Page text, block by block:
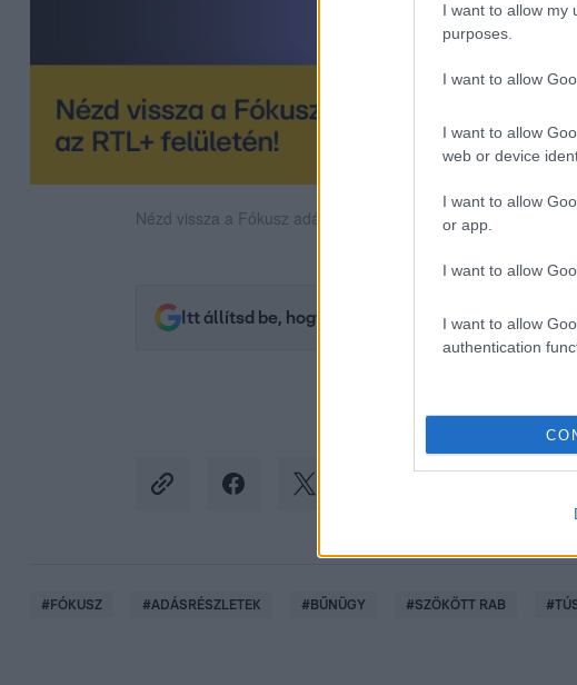
I want to allow my
purposes.
I want to allow
I want to allow
web or device
I want to allow
or app.
I want to allow
I want to allow
authentication
Nézd vissza a Fókusz adásait az RTL+-on!
Itt állítsd be, hogy az RTL.hu az elsők között
#FÓKUSZ #ADÁSRÉSZLETEK #BŰNÜGY #SZÖKÖTT RAB #